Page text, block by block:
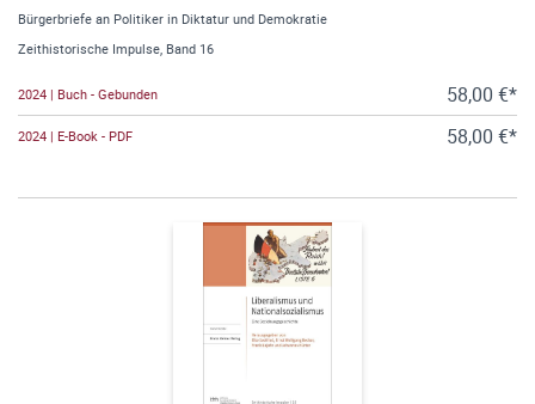
Bürgerbriefe an Politiker in Diktatur und Demokratie
Zeithistorische Impulse, Band 16
2024 | Buch - Gebunden 58,00 €*
2024 | E-Book - PDF 58,00 €*